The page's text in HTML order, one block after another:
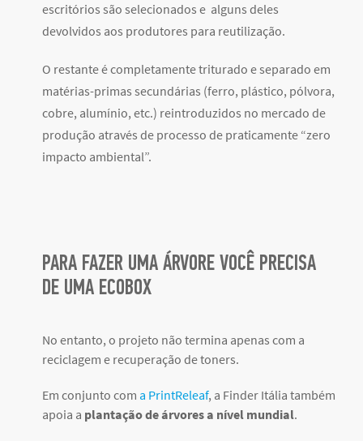
escritórios são selecionados e alguns deles
devolvidos aos produtores para reutilização.
O restante é completamente triturado e separado em
matérias-primas secundárias (ferro, plástico, pólvora,
cobre, alumínio, etc.) reintroduzidos no mercado de
produção através de processo de praticamente “zero
impacto ambiental”.
PARA FAZER UMA ÁRVORE VOCÊ PRECISA
DE UMA ECOBOX
No entanto, o projeto não termina apenas com a
reciclagem e recuperação de toners.
Em conjunto com a PrintReleaf, a Finder Itália também
apoia a plantação de árvores a nível mundial.